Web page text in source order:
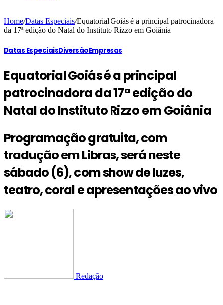
Home/Datas Especiais/Equatorial Goiás é a principal patrocinadora
da 17ª edição do Natal do Instituto Rizzo em Goiânia
Datas EspeciaisDiversãoEmpresas
Equatorial Goiás é a principal
patrocinadora da 17ª edição do
Natal do Instituto Rizzo em Goiânia
Programação gratuita, com
tradução em Libras, será neste
sábado (6), com show de luzes,
teatro, coral e apresentações ao vivo
Redação